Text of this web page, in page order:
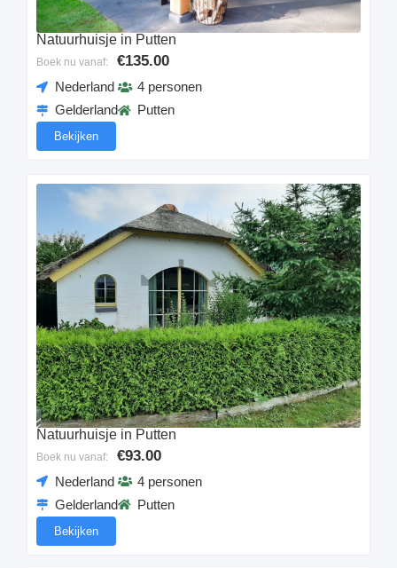
Natuurhuisje in Putten
Boek nu vanaf: €135.00
Nederland
Gelderland
4 personen
Putten
Bekijken
Natuurhuisje in Putten
Boek nu vanaf: €93.00
Nederland
Gelderland
4 personen
Putten
Bekijken